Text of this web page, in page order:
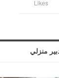
Likes
منزلي